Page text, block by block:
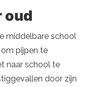
oud
middelbare school
pijpen te
naar school te
door zijn